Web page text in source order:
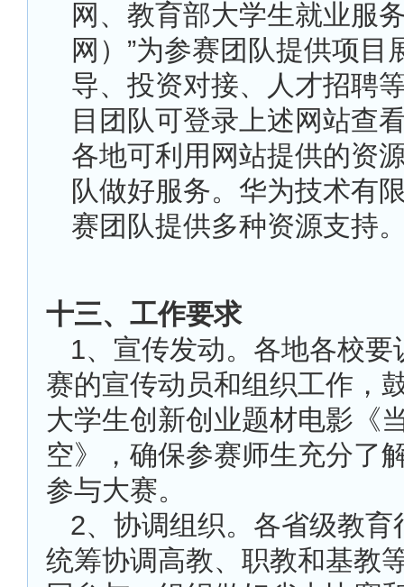
网、教育部大学生就业服
网）”为参赛团队提供项目
导、投资对接、人才招聘
目团队可登录上述网站查
各地可利用网站提供的资
队做好服务。华为技术有
赛团队提供多种资源支持
十三、工作要求
1、宣传发动。各地各校要
赛的宣传动员和组织工作，
大学生创新创业题材电影《
空》，确保参赛师生充分了
参与大赛。
2、协调组织。各省级教育
统筹协调高教、职教和基教